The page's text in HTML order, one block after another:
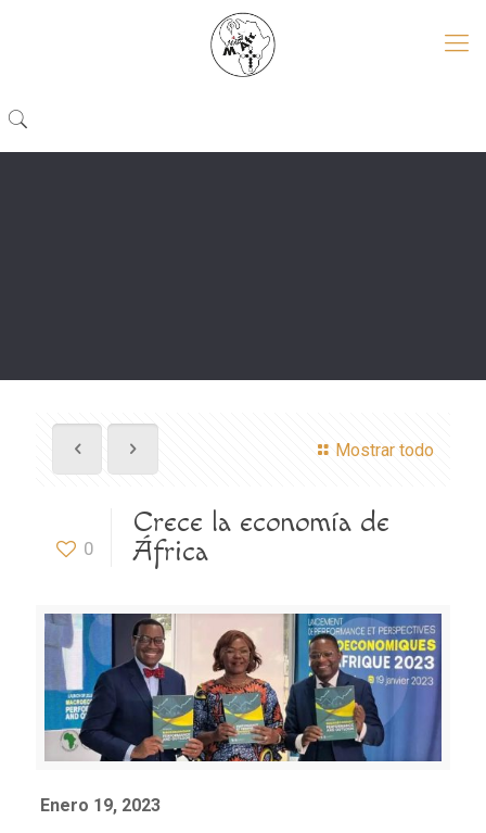
Mostrar todo
0
Crece la economía de
África
Enero 19, 2023